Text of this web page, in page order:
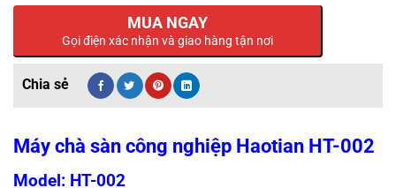
MUA NGAY
Gọi điện xác nhận và giao hàng tận nơi
Máy chà sàn công nghiệp Haotian HT-002
Model: HT-002